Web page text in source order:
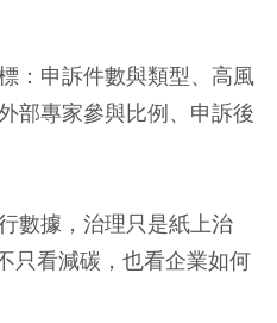
：申訴件數與類型、高風
部專家參與比例、申訴後
數據，治理只是紙上治
只看減碳，也看企業如何